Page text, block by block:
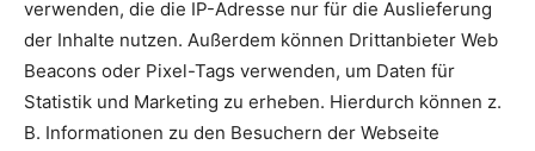
verwenden, die die IP-Adresse nur für die Auslieferung
der Inhalte nutzen. Außerdem können Drittanbieter Web
Beacons oder Pixel-Tags verwenden, um Daten für
Statistik und Marketing zu erheben. Hierdurch können z.
B. Informationen zu den Besuchern der Webseite